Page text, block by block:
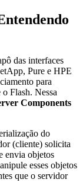
das interfaces
Pure e HPE
para
Flash. Nessa
Components
do
(cliente) solicita
envia objetos
esses objetos
que o servidor